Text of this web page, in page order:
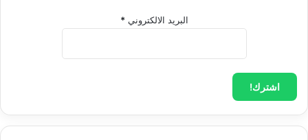
نجوم السماء.
3- اقتران كوكبين بينهما مسافات شاسعة كاقتران جبلين تمرُّ بينهما
بسهل شاسع واسع فاصل بين الجبلين، فهما أبداً لا يقترنان، فما هي
العلاقة ما بين الكواكب والأبراج؟! وما مدى تأثير ذلك مباشرة علينا ؟
لا تأثير إطلاقاً!.
البريد الالكتروني *